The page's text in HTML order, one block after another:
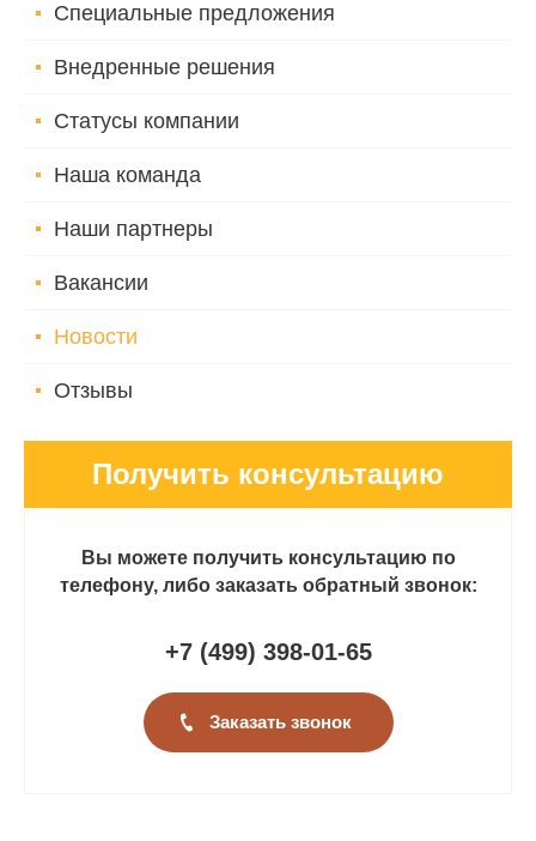
Специальные предложения
Внедренные решения
Статусы компании
Наша команда
Наши партнеры
Вакансии
Новости
Отзывы
Получить консультацию
Вы можете получить консультацию по
телефону, либо заказать обратный звонок:
+7 (499) 398-01-65
Заказать звонок